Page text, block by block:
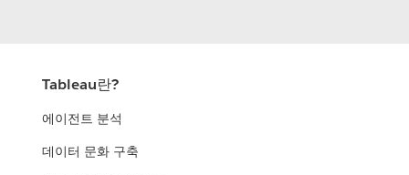
Tableau란?
에이전트 분석
데이터 문화 구축